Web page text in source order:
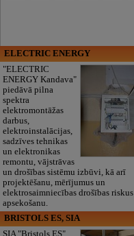
ELECTRIC ENERGY
"ELECTRIC
ENERGY Kandava"
piedāvā pilna
spektra
elektromontāžas
darbus,
elektroinstalācijas,
sadzīves tehnikas
un elektronikas
remontu, vājstrāvas
un drošības sistēmu izbūvi, kā arī
projektēšanu, mērījumus un
elektrosaimniecības drošības riskus
apsekošanu.
BRISTOLS ES, SIA
SIA "Bristols ES"